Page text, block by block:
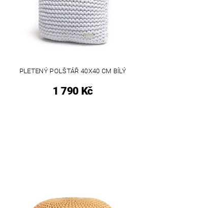
PLETENÝ POLŠTÁŘ 40X40 CM BÍLÝ
1 790 Kč